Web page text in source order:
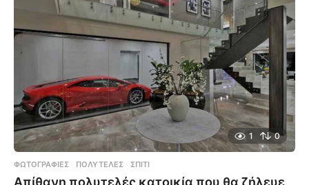
1 0
ΦΩΤΟΓΡΑΦΊΕΣ ΠΟΛΥΤΕΛΈΣ ,ΣΠΊΤΙ
Απίθανη πολυτελές κατοικία που θα ζήλευε